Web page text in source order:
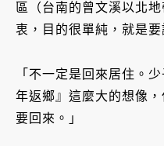
區（台南的曾文溪以北
衷，目的很單純，就是要
「不一定是回來居住。
年返鄉』這麼大的想像
要回來。」